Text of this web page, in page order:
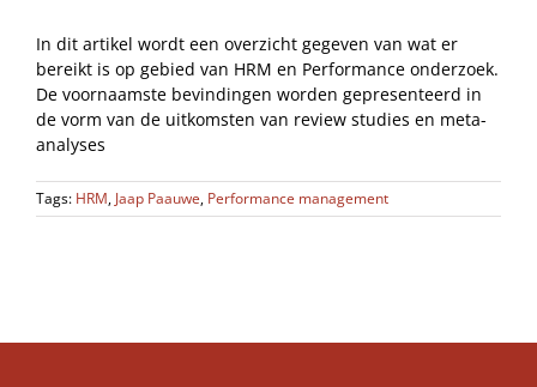
In dit artikel wordt een overzicht gegeven van wat er
bereikt is op gebied van HRM en Performance onderzoek.
De voornaamste bevindingen worden gepresenteerd in
de vorm van de uitkomsten van review studies en meta-
analyses
Tags: HRM, Jaap Paauwe, Performance management